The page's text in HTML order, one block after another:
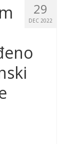
29
DEC 2022